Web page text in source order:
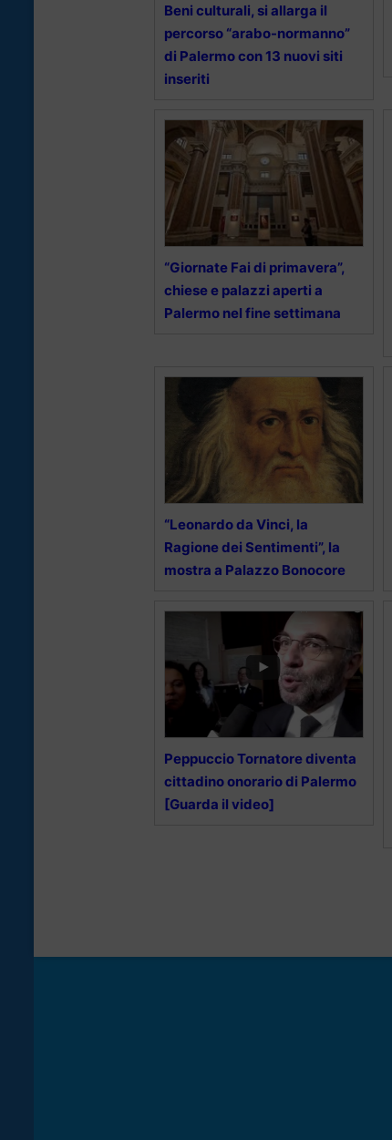
Beni culturali, si allarga il
percorso “arabo-normanno”
di Palermo con 13 nuovi siti
inseriti
“Giornate Fai di primavera”,
chiese e palazzi aperti a
Palermo nel fine settimana
“Leonardo da Vinci, la
Ragione dei Sentimenti”, la
mostra a Palazzo Bonocore
Peppuccio Tornatore diventa
cittadino onorario di Palermo
[Guarda il video]